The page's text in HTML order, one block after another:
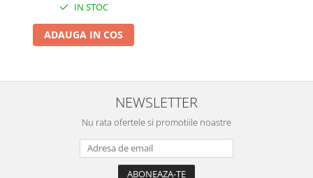
Zdrobitoare electrice
Zdrobitoare electrice & manuale
Zdrobitoare manuale
Articole antidaunatori gradina
Suflante si aspiratoare exterior
Unelte manuale de gradina -
IN STOC
ADAUGA IN COS
NEWSLETTER
Nu rata ofertele si promotiile noastre